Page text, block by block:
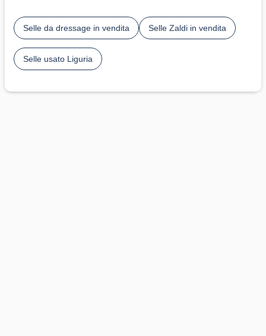
Selle da dressage in vendita Selle Zaldi in vendita
Selle usato Liguria